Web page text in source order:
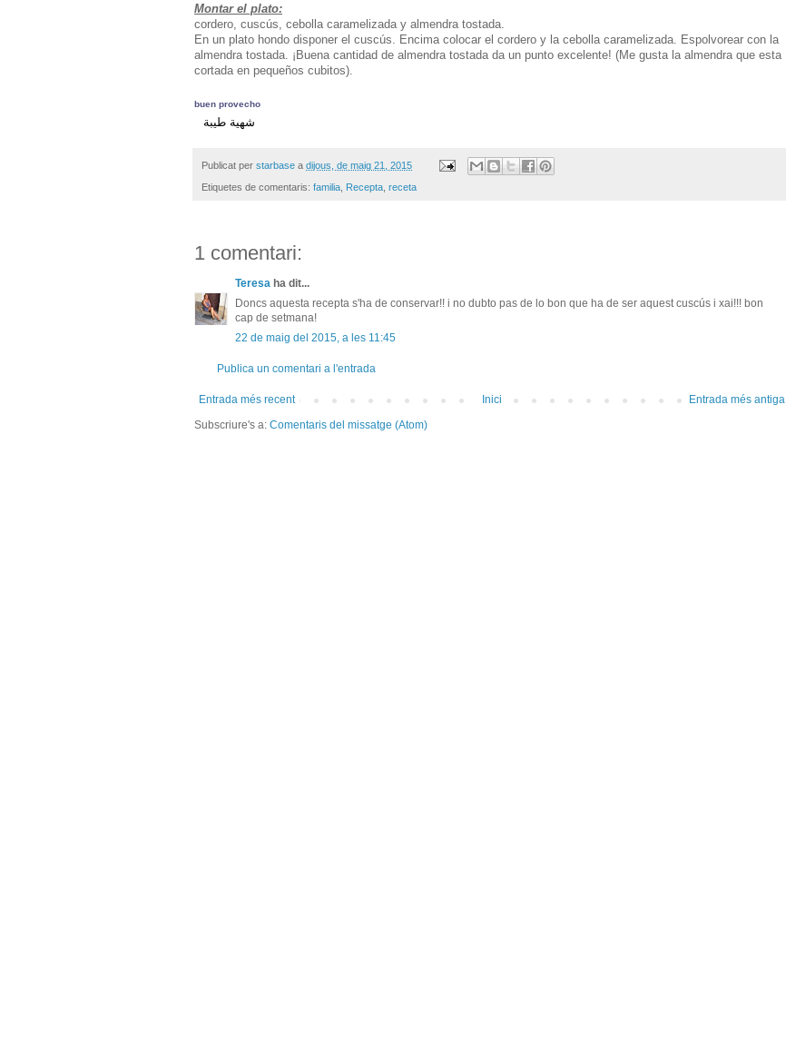
Montar el plato:
cordero, cuscús, cebolla caramelizada y almendra tostada.
En un plato hondo disponer el cuscús. Encima colocar el cordero y la cebolla caramelizada. Espolvorear con la
almendra tostada. ¡Buena cantidad de almendra tostada da un punto excelente! (Me gusta la almendra que esta
cortada en pequeños cubitos).
buen provecho
شهية طيبة
Publicat per starbase a dijous, de maig 21, 2015
Etiquetes de comentaris: familia Recepta receta
1 comentari:
Teresa ha dit...
Doncs aquesta recepta s'ha de conservar!! i no dubto pas de lo bon que ha de ser aquest cuscús i xai!!! bon
cap de setmana!
22 de maig del 2015, a les 11:45
Publica un comentari a l'entrada
Entrada més recent Entrada més antiga
Inici
Subscriure's a: Comentaris del missatge (Atom)